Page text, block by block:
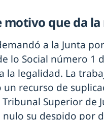
motivo que da la
a la Junta
lo Social número 1
la legalidad. La
recurso de
Tribunal Superior de
nulo su despido por